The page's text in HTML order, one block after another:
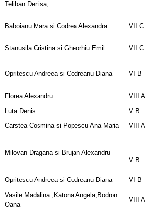
Teliban Denisa,
Baboianu Mara si Codrea Alexandra VII C
Stanusila Cristina si Gheorhiu Emil VII C
Opritescu Andreea si Codreanu Diana VI B
Florea Alexandru
VIII A
Luta Denis
V B
Carstea Cosmina si Popescu Ana Maria
VIII A
Milovan Dragana si Brujan Alexandru
V B
Opritescu Andreea si Codreanu Diana VI B
Vasile Madalina ,Katona Angela,Bodron
Oana
VIII A